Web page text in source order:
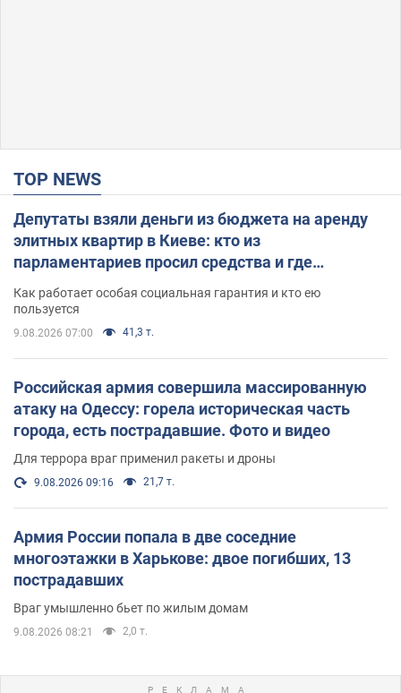
TOP NEWS
Депутаты взяли деньги из бюджета на аренду
элитных квартир в Киеве: кто из
парламентариев просил средства и где
поселился
Как работает особая социальная гарантия и кто ею
пользуется
9.08.2026 07:00 41,3 т.
Российская армия совершила массированную
атаку на Одессу: горела историческая часть
города, есть пострадавшие. Фото и видео
Для террора враг применил ракеты и дроны
9.08.2026 09:16 21,7 т.
Армия России попала в две соседние
многоэтажки в Харькове: двое погибших, 13
пострадавших
Враг умышленно бьет по жилым домам
9.08.2026 08:21 2,0 т.